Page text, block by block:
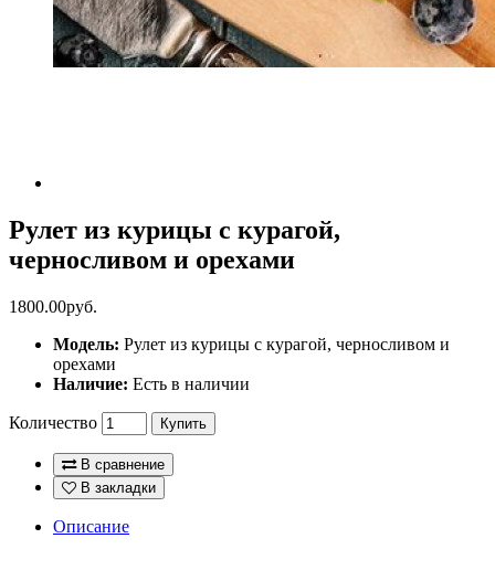
Рулет из курицы с курагой,
черносливом и орехами
1800.00руб.
Модель: Рулет из курицы с курагой, черносливом и
орехами
Наличие: Есть в наличии
Количество Купить
В сравнение
В закладки
Описание